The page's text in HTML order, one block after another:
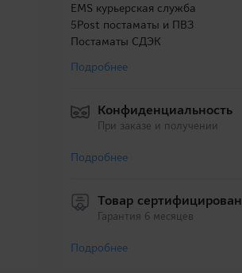
EMS курьерская служба
5Post постаматы и ПВЗ
Постаматы СДЭК
Подробнее
Конфиденциальность
При заказе и получении
Подробнее
Товар сертифицирован
Гарантия 6 месяцев
Подробнее